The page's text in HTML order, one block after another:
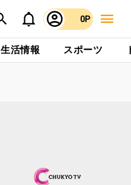
0P
生活情報 スポーツ